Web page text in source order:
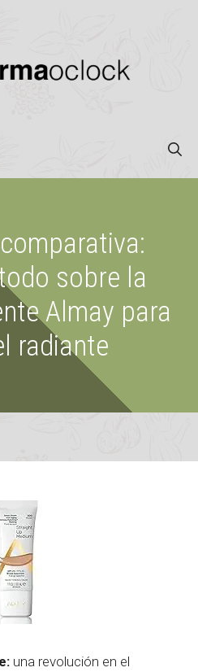
sobre la
Almay para
radiante
una revolución en el